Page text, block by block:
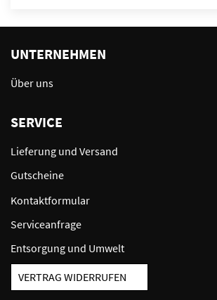
UNTERNEHMEN
Über uns
SERVICE
Lieferung und Versand
Gutscheine
Kontaktformular
Serviceanfrage
Entsorgung und Umwelt
VERTRAG WIDERRUFEN